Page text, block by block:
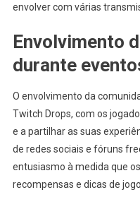
envolver com várias
Envolvimento
durante
O envolvimento da
Twitch Drops, com os
e a partilhar as suas
de redes sociais e fóruns
entusiasmo à medida que
recompensas e dicas de jogo.